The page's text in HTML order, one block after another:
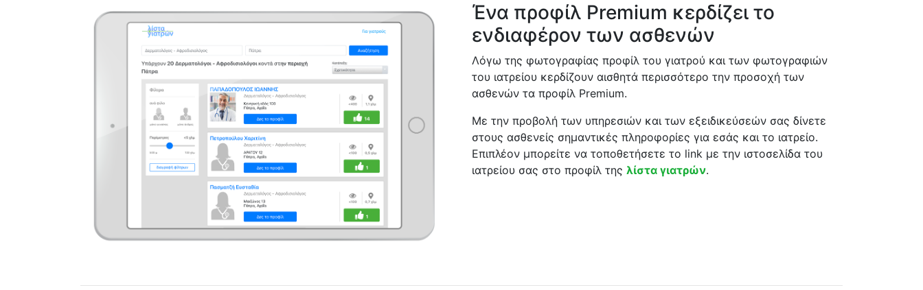
Ένα προφίλ Premium κερδίζει το
ενδιαφέρον των ασθενών
Λόγω της φωτογραφίας προφίλ του γιατρού και των φωτογραφιών
του ιατρείου κερδίζουν αισθητά περισσότερο την προσοχή των
ασθενών τα προφίλ Premium.
Με την προβολή των υπηρεσιών και των εξειδικεύσεών σας δίνετε
στους ασθενείς σημαντικές πληροφορίες για εσάς και το ιατρείο.
Επιπλέον μπορείτε να τοποθετήσετε το link με την ιστοσελίδα του
ιατρείου σας στο προφίλ της λίστα γιατρών.